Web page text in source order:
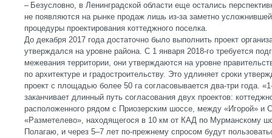
– Безусловно, в Ленинградской области еще остались
не появляются на рынке продаж лишь из-за заметно
процедуры проектирования коттеджного поселка.
До декабря 2017 года достаточно было выполнить проект
утверждался на уровне района. С 1 января 2018-го требуется
межевания территории, они утверждаются на уровне
по архитектуре и градостроительству. Это удлиняет сроки
проект с площадью более 50 га согласовывается два-три года.
заканчивает длинный путь согласования двух проектов:
расположенного рядом с Приозерским шоссе, между «Игорой» и
«Разметелево», находящегося в 10 км от КАД по Мурманскому
Полагаю, и через 5–7 лет по-прежнему спросом будут